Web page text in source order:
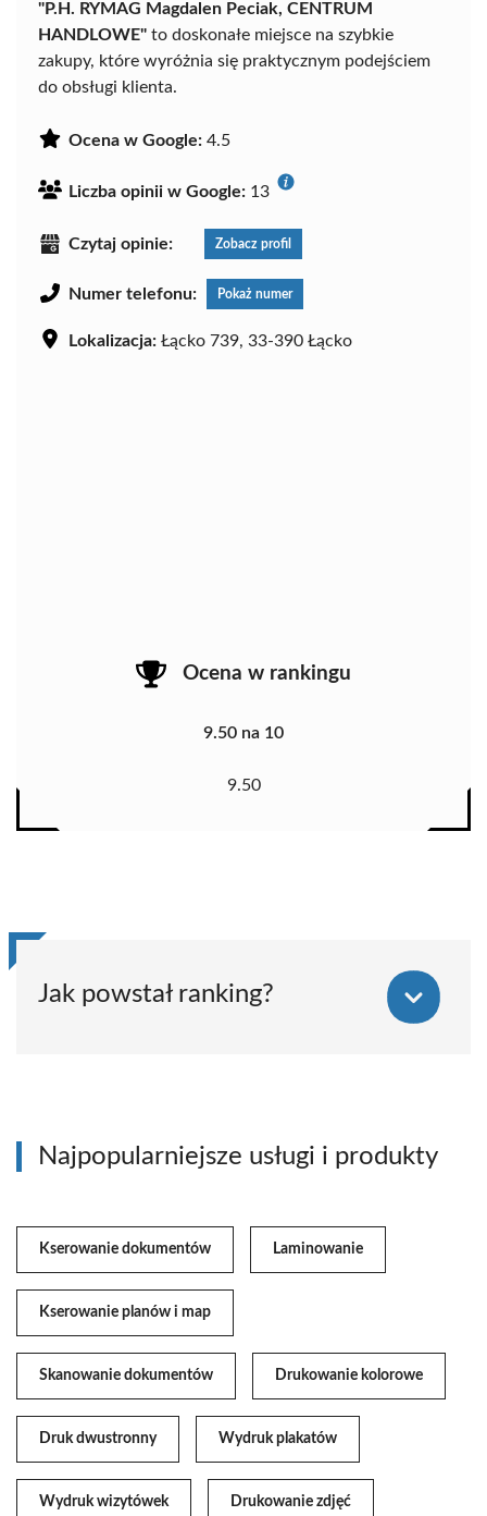
"P.H. RYMAG Magdalen Peciak, CENTRUM
HANDLOWE" to doskonałe miejsce na szybkie
zakupy, które wyróżnia się praktycznym podejściem
do obsługi klienta.
Ocena w Google: 4.5
Liczba opinii w Google: 13
Czytaj opinie: Zobacz profil
Numer telefonu: Pokaż numer
Lokalizacja: Łącko 739, 33-390 Łącko
Ocena w rankingu
9.50 na 10
9.50
Jak powstał ranking?
Najpopularniejsze usługi i produkty
Kserowanie dokumentów Laminowanie
Kserowanie planów i map
Skanowanie dokumentów Drukowanie kolorowe
Druk dwustronny Wydruk plakatów
Wydruk wizytówek Drukowanie zdjęć